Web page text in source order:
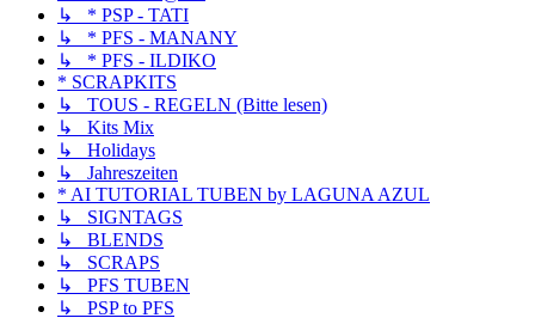
↳ * PSP - TATI
↳ * PFS - MANANY
↳ * PFS - ILDIKO
* SCRAPKITS
↳ TOUS - REGELN (Bitte lesen)
↳ Kits Mix
↳ Holidays
↳ Jahreszeiten
* AI TUTORIAL TUBEN by LAGUNA AZUL
↳ SIGNTAGS
↳ BLENDS
↳ SCRAPS
↳ PFS TUBEN
↳ PSP to PFS